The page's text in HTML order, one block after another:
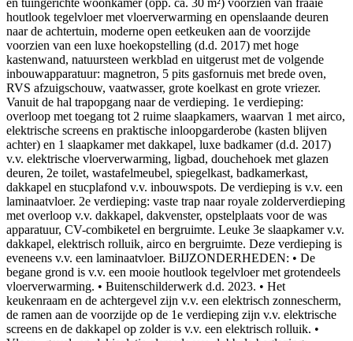
houtlook tegelvloer met vloerverwarming en openslaande deuren
naar de achtertuin, moderne open eetkeuken aan de voorzijde
voorzien van een luxe hoekopstelling (d.d. 2017) met hoge
kastenwand, natuursteen werkblad en uitgerust met de volgende
inbouwapparatuur: magnetron, 5 pits gasfornuis met brede oven,
RVS afzuigschouw, vaatwasser, grote koelkast en grote vriezer.
Vanuit de hal trapopgang naar de verdieping. 1e verdieping:
overloop met toegang tot 2 ruime slaapkamers, waarvan 1 met airco,
elektrische screens en praktische inloopgarderobe (kasten blijven
achter) en 1 slaapkamer met dakkapel, luxe badkamer (d.d. 2017)
v.v. elektrische vloerverwarming, ligbad, douchehoek met glazen
deuren, 2e toilet, wastafelmeubel, spiegelkast, badkamerkast,
dakkapel en stucplafond v.v. inbouwspots. De verdieping is v.v. een
laminaatvloer. 2e verdieping: vaste trap naar royale zolderverdieping
met overloop v.v. dakkapel, dakvenster, opstelplaats voor de was
apparatuur, CV-combiketel en bergruimte. Leuke 3e slaapkamer v.v.
dakkapel, elektrisch rolluik, airco en bergruimte. Deze verdieping is
eveneens v.v. een laminaatvloer. BiIJZONDERHEDEN: • De
begane grond is v.v. een mooie houtlook tegelvloer met grotendeels
vloerverwarming. • Buitenschilderwerk d.d. 2023. • Het
keukenraam en de achtergevel zijn v.v. een elektrisch zonnescherm,
de ramen aan de voorzijde op de 1e verdieping zijn v.v. elektrische
screens en de dakkapel op zolder is v.v. een elektrisch rolluik. •